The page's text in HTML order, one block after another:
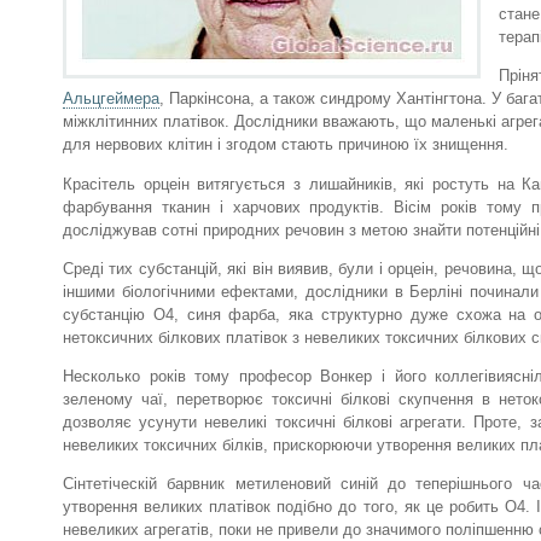
Альцгеймера, Паркінсона, а також синдрому Хантінгтона. У
міжклітинних платівок. Дослідники вважають, що маленькі
для нервових клітин і згодом стають причиною їх знищення.
Красітель орцеін витягується з лишайників, які ростуть на
фарбування тканин і харчових продуктів. Вісім років
досліджував сотні природних речовин з метою знайти
Среді тих субстанцій, які він виявив, були і орцеін,
іншими біологічними ефектами, дослідники в Берліні
субстанцію O4, синя фарба, яка структурно дуже схожа
нетоксичних білкових платівок з невеликих токсичних білкових
Несколько років тому професор Вонкер і його
зеленому чаї, перетворює токсичні білкові скупчення в
дозволяє усунути невеликі токсичні білкові агрегати.
невеликих токсичних білків, прискорюючи утворення великих
Сінтетіческій барвник метиленовий синій до
утворення великих платівок подібно до того, як це робить O4.
невеликих агрегатів, поки не привели до значимого